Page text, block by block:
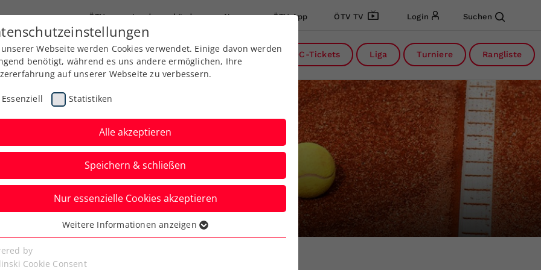
ÖTV Landesverbände News ÖTV App ÖTV TV Login Suchen
Ausbildung Services Über uns DC-Tickets Liga Turniere Rangliste
KTV Jugend Kader
Webseite werden Cookies verwendet. Einige davon werden
benötigt, während es uns andere ermöglichen, Ihre
auf unserer Webseite zu verbessern.
Essenziell Statistiken
Alle akzeptieren
Speichern & schließen
Nur essenzielle Cookies akzeptieren
Cookies werden für grundlegende Funktionen der
benötigt. Dadurch ist gewährleistet, dass die Webseite
Weitere Informationen anzeigen
by
Cookie Consent